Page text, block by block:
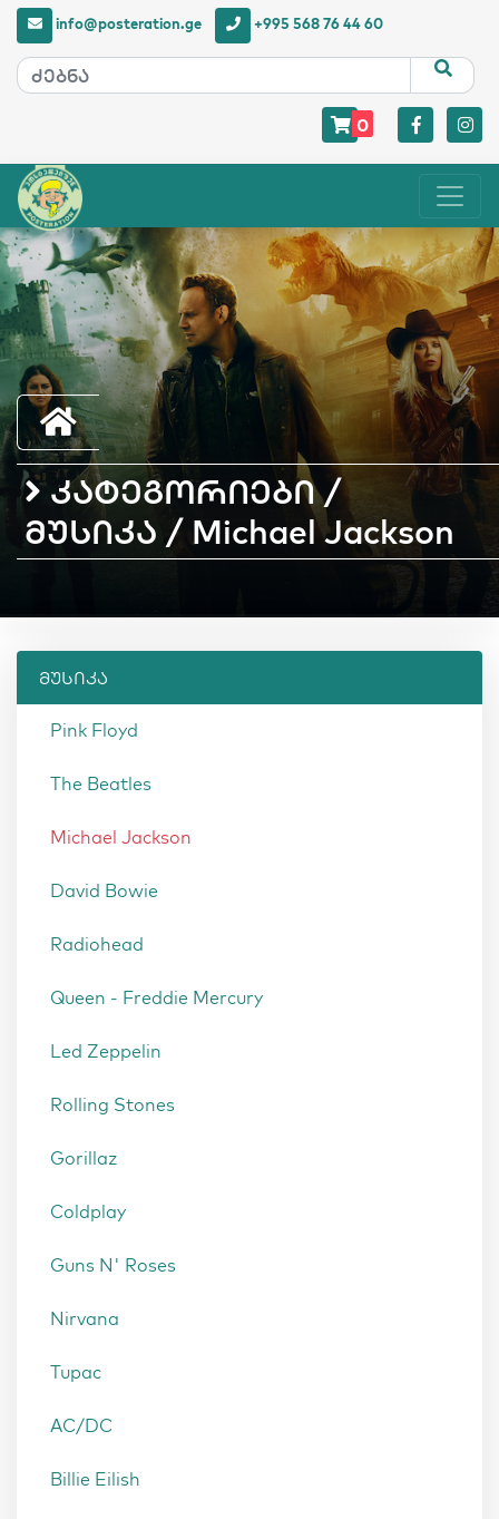
info@posteration.ge +995 568 76 44 60
0
კატეგორიები /
მუსიკა / Michael Jackson
მუსიკა
Pink Floyd
The Beatles
Michael Jackson
David Bowie
Radiohead
Queen - Freddie Mercury
Led Zeppelin
Rolling Stones
Gorillaz
Coldplay
Guns N' Roses
Nirvana
Tupac
AC/DC
Billie Eilish